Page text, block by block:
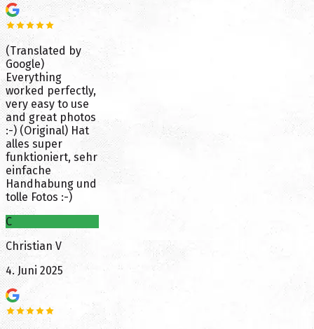
(Translated by
Google)
Everything
worked perfectly,
very easy to use
and great photos
:-) (Original) Hat
alles super
funktioniert, sehr
einfache
Handhabung und
tolle Fotos :-)
C
Christian V
4. Juni 2025